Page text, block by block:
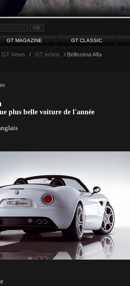
GT MAGAZINE GT CLASSIC
GT News / GT échos / Bellissima Alfa
plus belle voiture de l'année